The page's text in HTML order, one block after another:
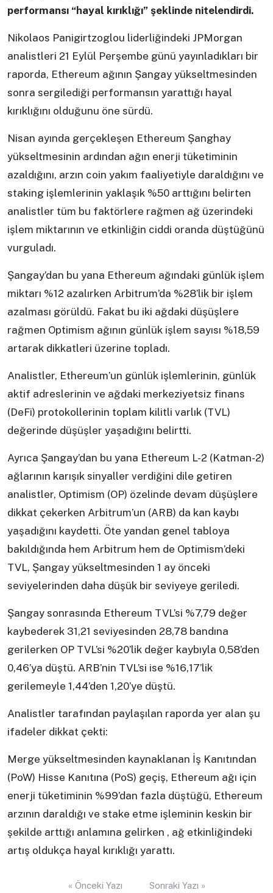
performansı “hayal kırıklığı” şeklinde nitelendirdi.
Nikolaos Panigirtzoglou liderliğindeki JPMorgan
analistleri 21 Eylül Perşembe günü yayınladıkları bir
raporda, Ethereum ağının Şangay yükseltmesinden
sonra sergilediği performansın yarattığı hayal
kırıklığını olduğunu öne sürdü.
Nisan ayında gerçekleşen Ethereum Şanghay
yükseltmesinin ardından ağın enerji tüketiminin
azaldığını, arzın coin yakım faaliyetiyle daraldığını ve
staking işlemlerinin yaklaşık %50 arttığını belirten
analistler tüm bu faktörlere rağmen ağ üzerindeki
işlem miktarının ve etkinliğin ciddi oranda düştüğünü
vurguladı.
Şangay’dan bu yana Ethereum ağındaki günlük işlem
miktarı %12 azalırken Arbitrum’da %28’lik bir işlem
azalması görüldü. Fakat bu iki ağdaki düşüşlere
rağmen Optimism ağının günlük işlem sayısı %18,59
artarak dikkatleri üzerine topladı.
Analistler, Ethereum’un günlük işlemlerinin, günlük
aktif adreslerinin ve ağdaki merkeziyetsiz finans
(DeFi) protokollerinin toplam kilitli varlık (TVL)
değerinde düşüşler yaşadığını belirtti.
Ayrıca Şangay’dan bu yana Ethereum L-2 (Katman-2)
ağlarının karışık sinyaller verdiğini dile getiren
analistler, Optimism (OP) özelinde devam düşüşlere
dikkat çekerken Arbitrum’un (ARB) da kan kaybı
yaşadığını kaydetti. Öte yandan genel tabloya
bakıldığında hem Arbitrum hem de Optimism’deki
TVL, Şangay yükseltmesinden 1 ay önceki
seviyelerinden daha düşük bir seviyeye geriledi.
Şangay sonrasında Ethereum TVL’si %7,79 değer
kaybederek 31,21 seviyesinden 28,78 bandına
gerilerken OP TVL’si %20’lik değer kaybıyla 0,58’den
0,46’ya düştü. ARB’nin TVL’si ise %16,17’lik
gerilemeyle 1,44’den 1,20’ye düştü.
Analistler tarafından paylaşılan raporda yer alan şu
ifadeler dikkat çekti:
Merge yükseltmesinden kaynaklanan İş Kanıtından
(PoW) Hisse Kanıtına (PoS) geçiş, Ethereum ağı için
enerji tüketiminin %99’dan fazla düştüğü, Ethereum
arzının daraldığı ve stake etme işleminin keskin bir
şekilde arttığı anlamına gelirken , ağ etkinliğindeki
artış oldukça hayal kırıklığı yarattı.
« Önceki Yazı Sonraki Yazı »